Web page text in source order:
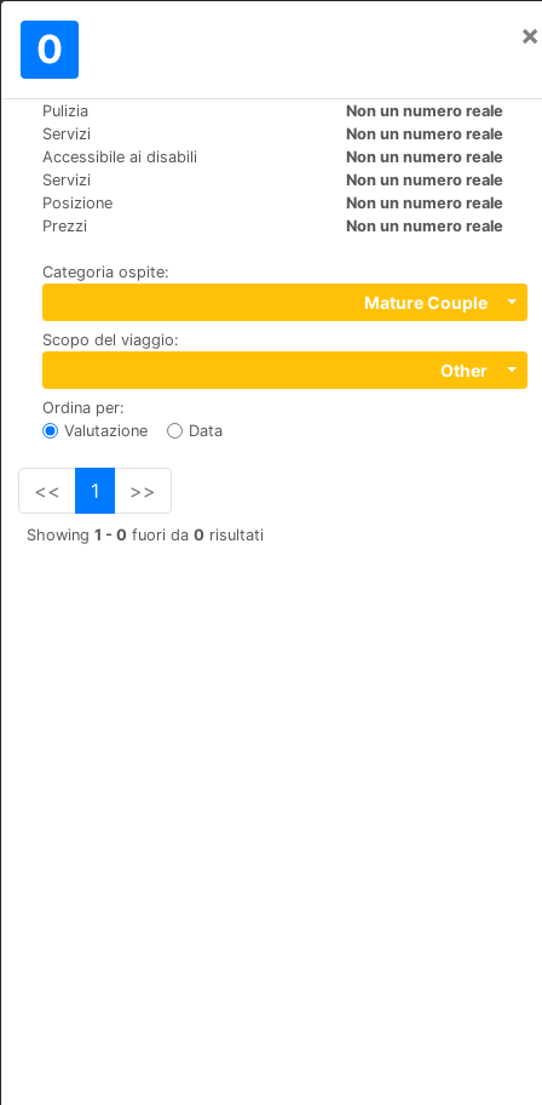
0 ×
Pulizia
Non un numero reale
Servizi
Non un numero reale
Accessibile ai disabili
Non un numero reale
Servizi
Non un numero reale
Posizione
Non un numero reale
Prezzi
Non un numero reale
Categoria ospite:
Mature Couple
Scopo del viaggio:
Other
Ordina per:
Valutazione
Data
<< 1 >>
Showing 1 - 0 fuori da 0 risultati
Mondo>
Viva Wyndham Dominicus Palace
+1 (1)8095626001